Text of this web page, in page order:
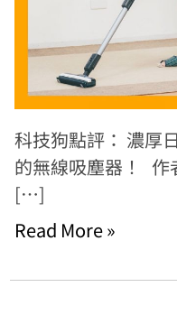
科技狗點評： 濃厚
的無線吸塵器！ 作
[…]
Read More »